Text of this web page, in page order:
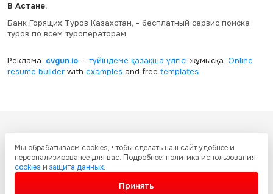
В Астане:
Банк Горящих Туров Казахстан, - бесплатный сервис поиска
туров по всем туроператорам
Реклама: cvgun.io— түйіндеме қазақша үлгісі жұмысқа. Online
resume builderwith examplesand free templates.
графическое содержание, структуру и оформление страниц защищены
международными соглашениями и законодательством Республики
Казахстан об охране авторских прав и интеллектуальной собственности.
Любое копирование и распространение материалов сайта без
Мы обрабатываем cookies, чтобы сделать наш сайт удобнее и
персонализированее для вас. Подробнее: политика использования
cookies и защита данных.
Принять